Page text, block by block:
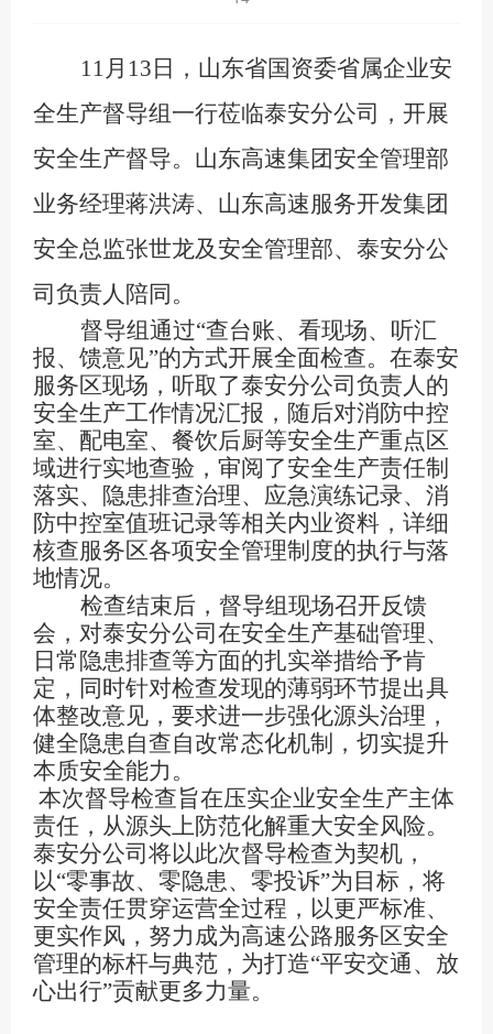
11月13日，山东省国资委省属企业安
全生产督导组一行莅临泰安分公司，开展
安全生产督导。山东高速集团安全管理部
业务经理蒋洪涛、山东高速服务开发集团
安全总监张世龙及安全管理部、泰安分公
司负责人陪同。
督导组通过“查台账、看现场、听汇
报、馈意见”的方式开展全面检查。在泰安
服务区现场，听取了泰安分公司负责人的
安全生产工作情况汇报，随后对消防中控
室、配电室、餐饮后厨等安全生产重点区
域进行实地查验，审阅了安全生产责任制
落实、隐患排查治理、应急演练记录、消
防中控室值班记录等相关内业资料，详细
核查服务区各项安全管理制度的执行与落
地情况。
检查结束后，督导组现场召开反馈
会，对泰安分公司在安全生产基础管理、
日常隐患排查等方面的扎实举措给予肯
定，同时针对检查发现的薄弱环节提出具
体整改意见，要求进一步强化源头治理，
健全隐患自查自改常态化机制，切实提升
本质安全能力。
本次督导检查旨在压实企业安全生产主体
责任，从源头上防范化解重大安全风险。
泰安分公司将以此次督导检查为契机，
以“零事故、零隐患、零投诉”为目标，将
安全责任贯穿运营全过程，以更严标准、
更实作风，努力成为高速公路服务区安全
管理的标杆与典范，为打造“平安交通、放
心出行”贡献更多力量。